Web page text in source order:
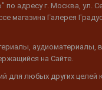
адресу г. Москва, ул.
магазина Галерея
аудиоматериалы,
на Сайте.
любых других целей